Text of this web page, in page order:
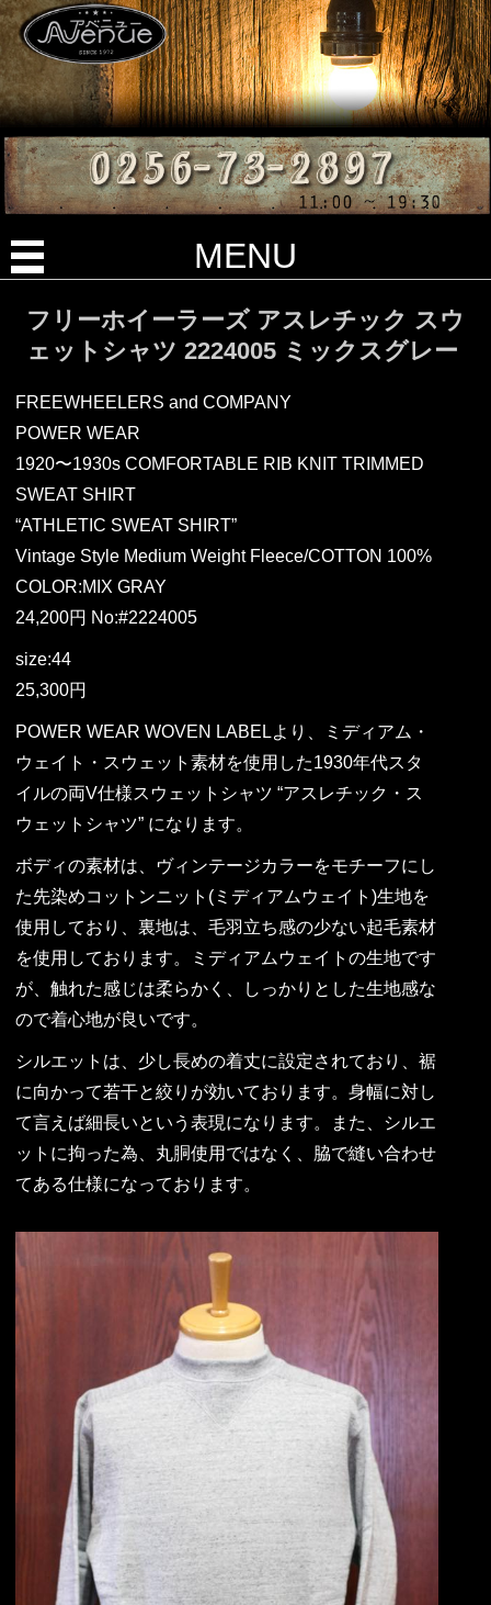
MENU
フリーホイーラーズ アスレチック スウ
ェットシャツ 2224005 ミックスグレー
FREEWHEELERS and COMPANY
POWER WEAR
1920〜1930s COMFORTABLE RIB KNIT TRIMMED
SWEAT SHIRT
“ATHLETIC SWEAT SHIRT”
Vintage Style Medium Weight Fleece/COTTON 100%
COLOR:MIX GRAY
24,200円 No:#2224005
size:44
25,300円
POWER WEAR WOVEN LABELより、ミディアム・
ウェイト・スウェット素材を使用した1930年代スタ
イルの両V仕様スウェットシャツ “アスレチック・ス
ウェットシャツ” になります。
ボディの素材は、ヴィンテージカラーをモチーフにし
た先染めコットンニット(ミディアムウェイト)生地を
使用しており、裏地は、毛羽立ち感の少ない起毛素材
を使用しております。ミディアムウェイトの生地です
が、触れた感じは柔らかく、しっかりとした生地感な
ので着心地が良いです。
シルエットは、少し長めの着丈に設定されており、裾
に向かって若干と絞りが効いております。身幅に対し
て言えば細長いという表現になります。また、シルエ
ットに拘った為、丸胴使用ではなく、脇で縫い合わせ
てある仕様になっております。